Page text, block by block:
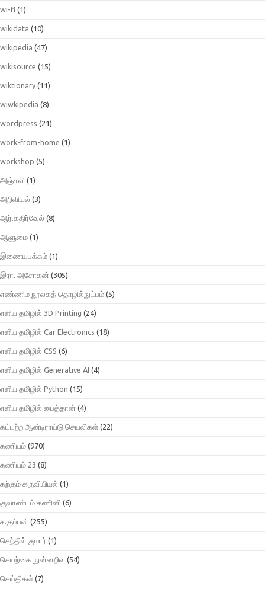
wi-fi (1)
wikidata (10)
wikipedia (47)
wikisource (15)
wiktionary (11)
wiwkipedia (8)
wordpress (21)
work-from-home (1)
workshop (5)
அஞ்சலி (1)
அறிவியல் (3)
ஆர்.கதிர்வேல் (8)
ஆளுமை (1)
இணையபக்கம் (1)
இரா. அசோகன் (305)
எண்ணிம நூலகத் தொழில்நுட்பம் (5)
எளிய தமிழில் 3D Printing (24)
எளிய தமிழில் Car Electronics (18)
எளிய தமிழில் CSS (6)
எளிய தமிழில் Generative AI (4)
எளிய தமிழில் Python (15)
எளிய தமிழில் பைத்தான் (4)
கட்டற்ற ஆன்டிராய்டு செயலிகள் (22)
கணியம் (970)
கணியம் 23 (8)
கற்கும் கருவியியல் (1)
குவாண்டம் கணினி (6)
ச.குப்பன் (255)
செந்தில் குமார் (1)
செயற்கை நுன்னறிவு (54)
செய்திகள் (7)